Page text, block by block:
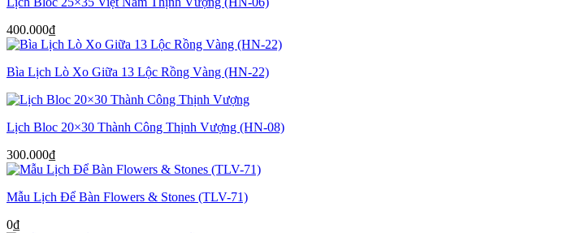
400.000₫
Bìa Lịch Lò Xo Giữa 13 Lộc Rồng Vàng (HN-22)
Lịch Bloc 20×30 Thành Công Thịnh Vượng (HN-08)
300.000₫
Mẫu Lịch Để Bàn Flowers & Stones (TLV-71)
0₫